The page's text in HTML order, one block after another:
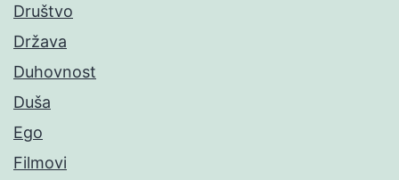
Društvo
Država
Duhovnost
Duša
Ego
Filmovi